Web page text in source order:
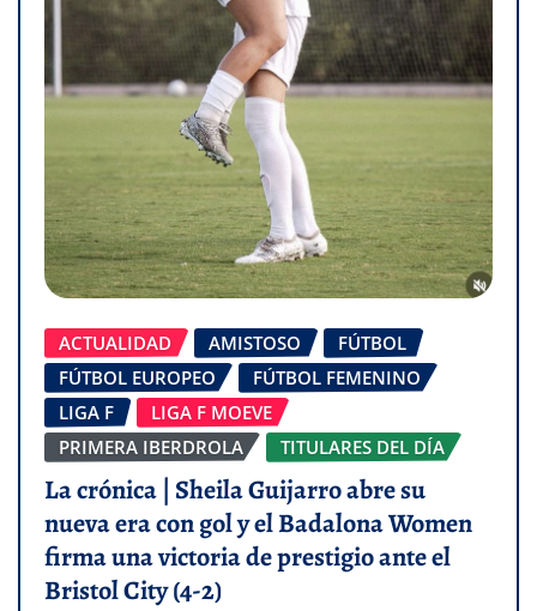
ACTUALIDAD AMISTOSO
FÚTBOL
FÚTBOL EUROPEO
FÚTBOL FEMENINO
LIGA F
LIGA F MOEVE
PRIMERA IBERDROLA
TITULARES DEL DÍA
La crónica | Sheila Guijarro abre su
nueva era con gol y el Badalona Women
firma una victoria de prestigio ante el
Bristol City (4-2)